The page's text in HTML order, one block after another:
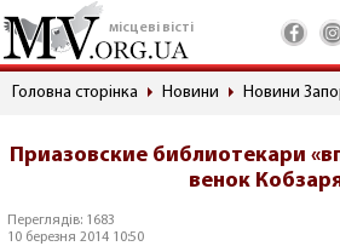
місцеві вісті
Головна сторінка Новини Новини
Приазовские библиотекари
венок
Переглядів: 1683
10 березня 2014 10:50